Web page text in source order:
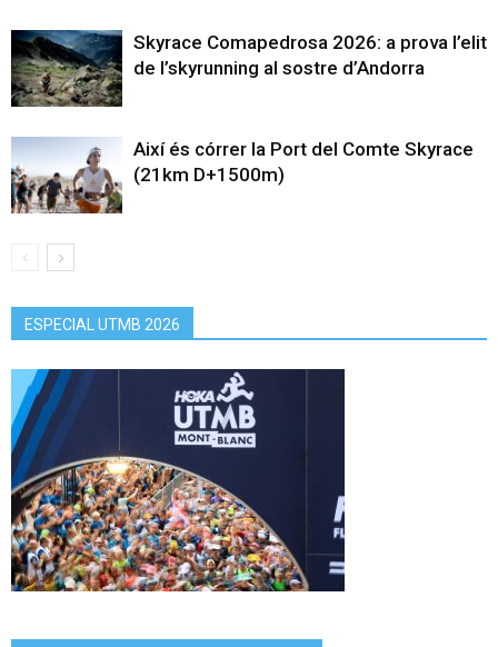
Skyrace Comapedrosa 2026: a prova l’elit
de l’skyrunning al sostre d’Andorra
Així és córrer la Port del Comte Skyrace
(21km D+1500m)
ESPECIAL UTMB 2026